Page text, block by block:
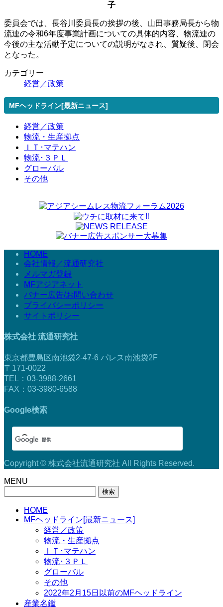
子
委員会では、長谷川委員長の挨拶の後、山田事務局長から物
流連の令和6年度事業計画についての具体的内容、物流連の
今後の主な活動予定についての説明がなされ、質疑後、閉会
となった。
カテゴリー
経営／政策
MFヘッドライン[最新ニュース]
経営／政策
物流・生産拠点
ＩＴ･マテハン
物流･３ＰＬ
グローバル
その他
HOME
会社情報／流通研究社
メルマガ登録
MFアジアネット
バナー広告/お問い合わせ
プライバシーポリシー
サイトポリシー
株式会社 流通研究社
東京都豊島区南池袋2-47-6 パレス南池袋2F
〒171-0022
TEL：03-3988-2661
FAX：03-3980-6588
Google検索
Copyright © 株式会社流通研究社 All Rights Reserved.
MENU
HOME
MFヘッドライン[最新ニュース]
経営／政策
物流・生産拠点
ＩＴ･マテハン
物流･３ＰＬ
グローバル
その他
2022年2月15日以前のMFヘッドライン
産業名鑑